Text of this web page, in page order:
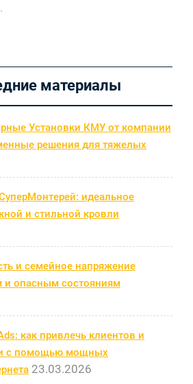
материалы
Установки КМУ от компании
решения для тяжелых
идеальное
и стильной кровли
и семейное напряжение
и опасным состояниям
как привлечь клиентов и
с помощью мощных
23.03.2026